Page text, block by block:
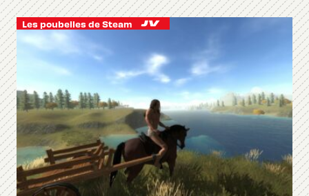
Les poubelles de Steam